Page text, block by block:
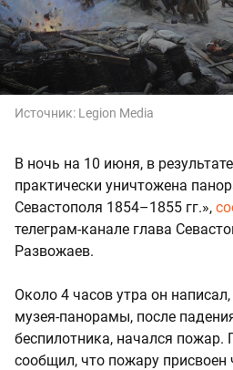
Источник: Legion Media
В ночь на 10 июня, в
практически уничтожена
Севастополя 1854–1855 гг.»,
телеграм-канале глава
Развожаев.
Около 4 часов утра он
музея-панорамы, после
беспилотника, начался пожар.
сообщил, что пожару присвоен